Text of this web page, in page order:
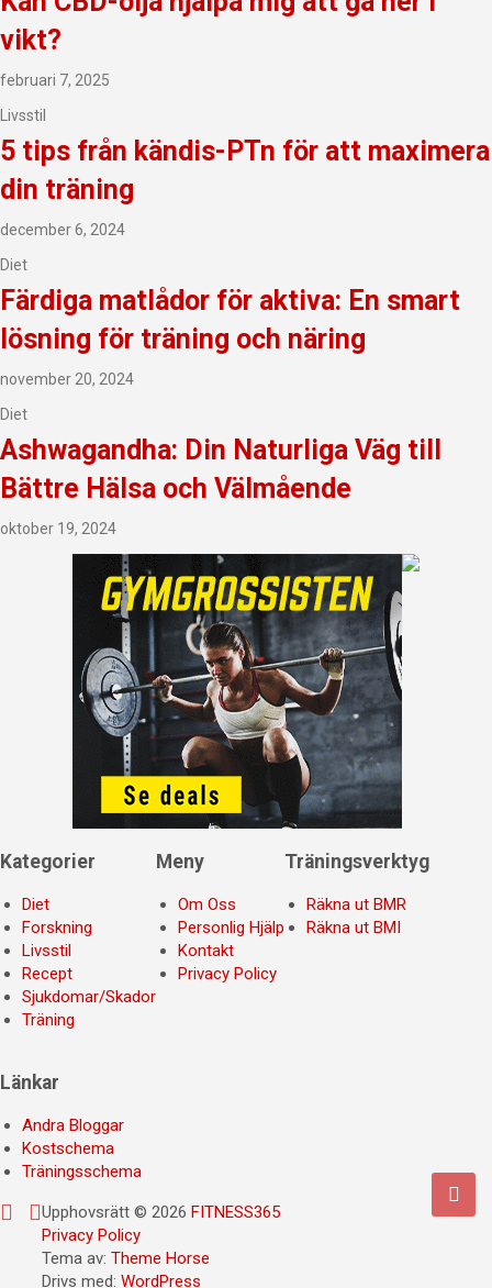
vikt?
februari 7, 2025
Livsstil
5 tips från kändis-PTn för att maximera
din träning
december 6, 2024
Diet
Färdiga matlådor för aktiva: En smart
lösning för träning och näring
november 20, 2024
Diet
Ashwagandha: Din Naturliga Väg till
Bättre Hälsa och Välmående
oktober 19, 2024
Kategorier
Diet
Forskning
Livsstil
Recept
Sjukdomar/Skador
Träning
Meny
Om Oss
Personlig Hjälp
Kontakt
Privacy Policy
Träningsverktyg
Räkna ut BMR
Räkna ut BMI
Länkar
Andra Bloggar
Kostschema
Träningsschema
Upphovsrätt © 2026 FITNESS365
Privacy Policy
Tema av: Theme Horse
Drivs med: WordPress